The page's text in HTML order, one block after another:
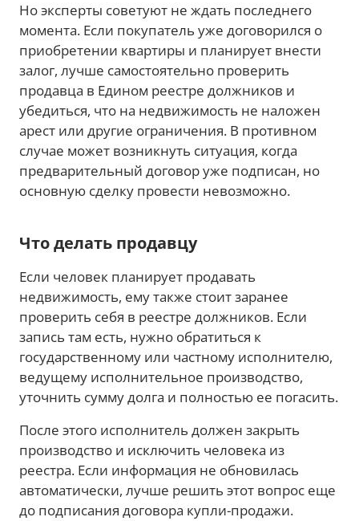
Но эксперты советуют не ждать последнего
момента. Если покупатель уже договорился о
приобретении квартиры и планирует внести
залог, лучше самостоятельно проверить
продавца в Едином реестре должников и
убедиться, что на недвижимость не наложен
арест или другие ограничения. В противном
случае может возникнуть ситуация, когда
предварительный договор уже подписан, но
основную сделку провести невозможно.
Что делать продавцу
Если человек планирует продавать
недвижимость, ему также стоит заранее
проверить себя в реестре должников. Если
запись там есть, нужно обратиться к
государственному или частному исполнителю,
ведущему исполнительное производство,
уточнить сумму долга и полностью ее погасить.
После этого исполнитель должен закрыть
производство и исключить человека из
реестра. Если информация не обновилась
автоматически, лучше решить этот вопрос еще
до подписания договора купли-продажи.